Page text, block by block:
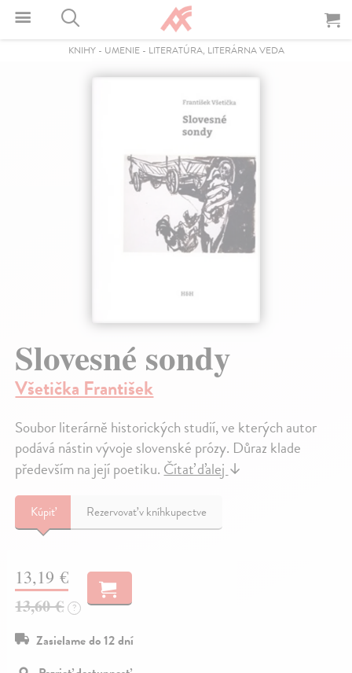
KNIHY- UMENIE- LITERATÚRA, LITERÁRNA VEDA
Slovesné sondy
Všetička František
Soubor literárně historických studií, ve kterých autor
podává nástin vývoje slovenské prózy. Důraz klade
především na její poetiku. Čítať ďalej ↓
Kúpiť Rezervovať v kníhkupectve
13,19 €
13,60 € ?
Zasielame do 12 dní